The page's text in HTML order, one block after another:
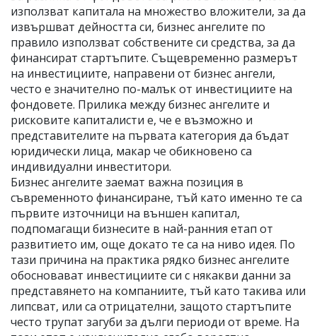
използват капитала на множество вложители, за да
извършват дейността си, бизнес ангелите по
правило използват собствените си средства, за да
финансират стартъпите. Същевременно размерът
на инвестициите, направени от бизнес ангели,
често е значително по-малък от инвестициите на
фондовете. Прилика между бизнес ангелите и
рисковите капиталисти е, че е възможно и
представителите на първата категория да бъдат
юридически лица, макар че обикновено са
индивидуални инвеститори.
Бизнес ангелите заемат важна позиция в
съвременното финансиране, тъй като именно те са
първите източници на външен капитал,
подпомагащи бизнесите в най-ранния етап от
развитието им, още докато те са на ниво идея. По
тази причина на практика рядко бизнес ангелите
обосновават инвестициите си с някакви данни за
представянето на компаниите, тъй като такива или
липсват, или са отрицателни, защото стартъпите
често трупат загуби за дълги периоди от време. На